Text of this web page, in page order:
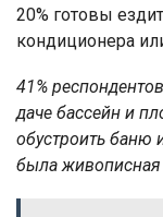
20% готовы
кондиционера
41%
даче бассейн и
обустроить баню
была живописная